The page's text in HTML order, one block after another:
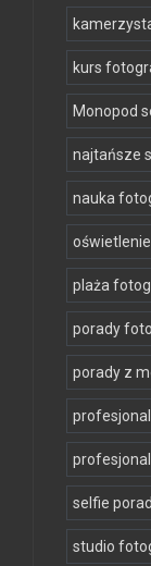
kurs
Monopod
najtańsze
nauka
plaża
porady
porady z
selfie
studio